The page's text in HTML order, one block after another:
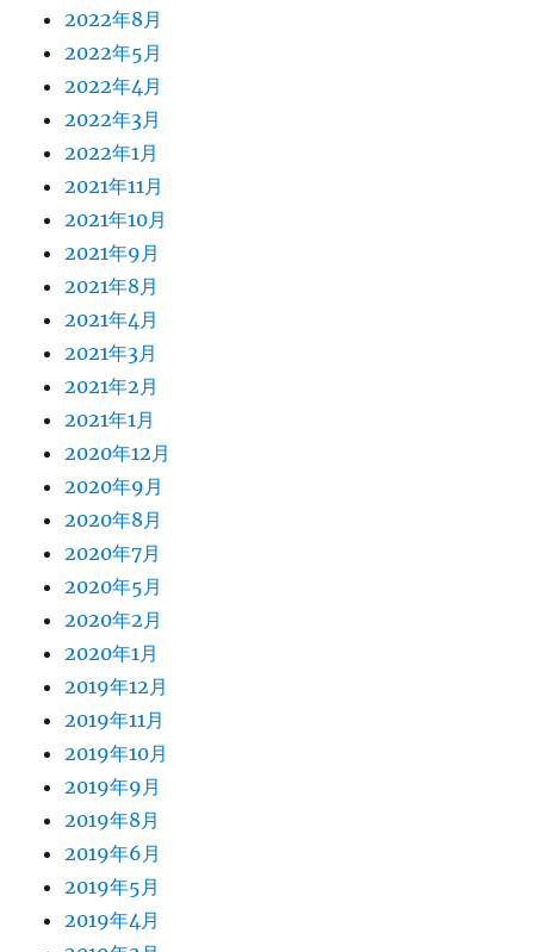
2022年8月
2022年5月
2022年4月
2022年3月
2022年1月
2021年11月
2021年10月
2021年9月
2021年8月
2021年4月
2021年3月
2021年2月
2021年1月
2020年12月
2020年9月
2020年8月
2020年7月
2020年5月
2020年2月
2020年1月
2019年12月
2019年11月
2019年10月
2019年9月
2019年8月
2019年6月
2019年5月
2019年4月